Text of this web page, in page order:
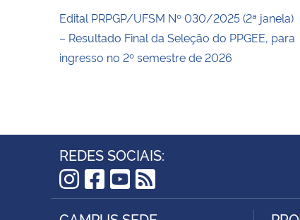
Edital PRPGP/UFSM Nº 030/2025 (2ª janela)
– Resultado Final da Seleção do PPGEE, para
ingresso no 2º semestre de 2026
REDES SOCIAIS:
Instagram
Facebook
YouTube
RSS